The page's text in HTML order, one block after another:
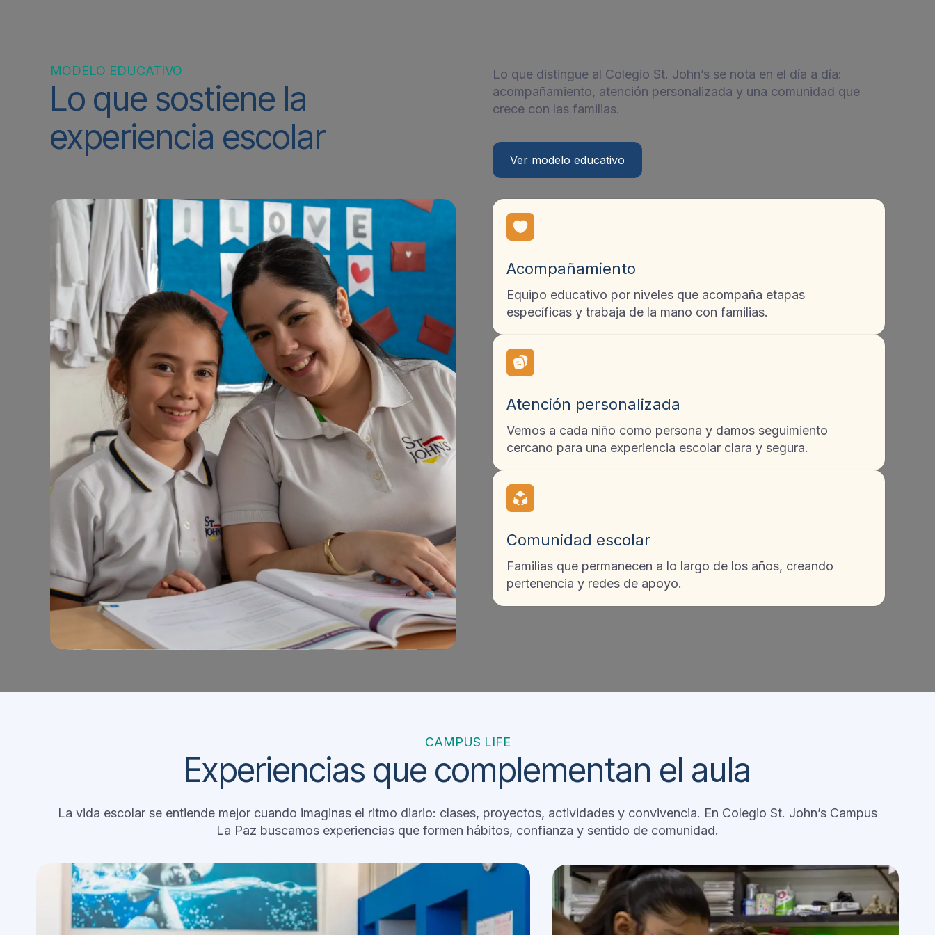
MODELO EDUCATIVO
Lo que sostiene la
experiencia escolar
Lo que distingue al Colegio St. John’s se nota en el día a día:
acompañamiento, atención personalizada y una comunidad que
crece con las familias.
Ver modelo educativo
Acompañamiento
Equipo educativo por niveles que acompaña etapas
específicas y trabaja de la mano con familias.
Atención personalizada
Vemos a cada niño como persona y damos seguimiento
cercano para una experiencia escolar clara y segura.
Comunidad escolar
Familias que permanecen a lo largo de los años, creando
pertenencia y redes de apoyo.
CAMPUS LIFE
Experiencias que complementan el aula
La vida escolar se entiende mejor cuando imaginas el ritmo diario: clases, proyectos, actividades y convivencia. En Colegio St. John’s Campus
La Paz buscamos experiencias que formen hábitos, confianza y sentido de comunidad.